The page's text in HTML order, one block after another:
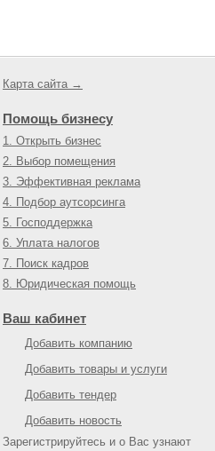
Карта сайта →
Помощь бизнесу
1. Открыть бизнес
2. Выбор помещения
3. Эффективная реклама
4. Подбор аутсорсинга
5. Господдержка
6. Уплата налогов
7. Поиск кадров
8. Юридическая помощь
Ваш кабинет
Добавить компанию
Добавить товары и услуги
Добавить тендер
Добавить новость
Зарегистрируйтесь и о Вас узнают